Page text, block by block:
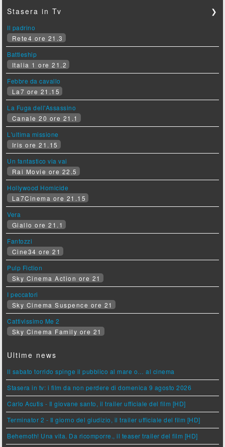
Stasera in Tv ❯
Il padrino
Rete4 ore 21.3
Battleship
Italia 1 ore 21.2
Febbre da cavallo
La7 ore 21.15
La Fuga dell'Assassino
Canale 20 ore 21.1
L'ultima missione
Iris ore 21.15
Un fantastico via vai
Rai Movie ore 22.5
Hollywood Homicide
La7Cinema ore 21.15
Vera
Giallo ore 21.1
Fantozzi
Cine34 ore 21
Pulp Fiction
Sky Cinema Action ore 21
I peccatori
Sky Cinema Suspence ore 21
Cattivissimo Me 2
Sky Cinema Family ore 21
Ultime news
Il sabato torrido spinge il pubblico al mare o… al cinema
Stasera in tv: i film da non perdere di domenica 9 agosto 2026
Carlo Acutis - Il giovane santo, il trailer ufficiale del film [HD]
Terminator 2 - Il giorno del giudizio, il trailer ufficiale del film [HD]
Behemoth! Una vita. Da ricomporre., il teaser trailer del film [HD]